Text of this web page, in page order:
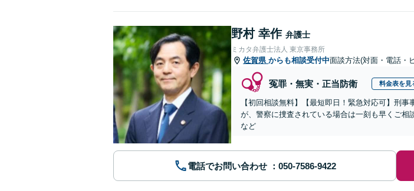
野村 幸作 弁護士
ミカタ弁護士法人 東京事務所
佐賀県 からも相談受付中面談方法(対面・電話・
冤罪・無実・正当防衛 料金表を見
【初回相談無料】【最短即日！緊急対応可】刑
が、警察に捜査されている場合は一刻も早くご
など
電話でお問い合わせ